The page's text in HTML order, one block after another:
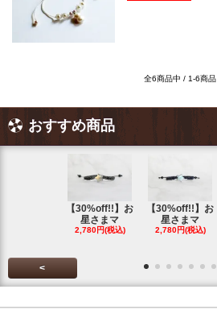
全6商品中 / 1-6商品
おすすめ商品
【30%off!!】お
星さまマ
2,780円(税込)
【30%off!!】お
星さまマ
2,780円(税込)
<